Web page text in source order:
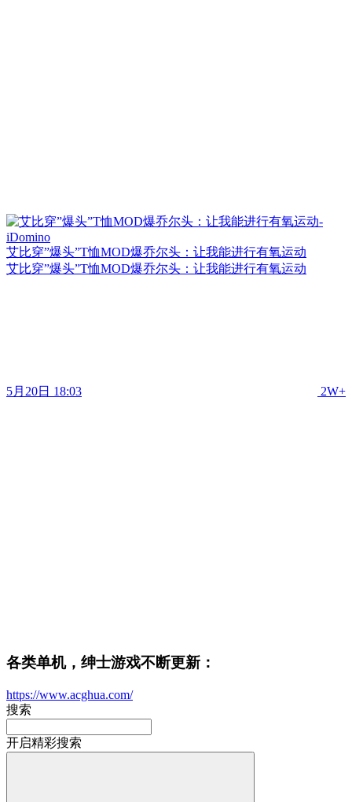
艾比穿”爆头”T恤MOD爆乔尔头：让我能进行有氧运动
艾比穿”爆头”T恤MOD爆乔尔头：让我能进行有氧运动
5月20日 18:03 2W+
各类单机，绅士游戏不断更新：
https://www.acghua.com/
搜索
开启精彩搜索